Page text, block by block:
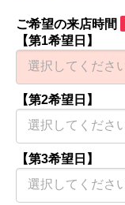
ご希望の来店時間
【第1希望日】
【第2希望日】
【第3希望日】